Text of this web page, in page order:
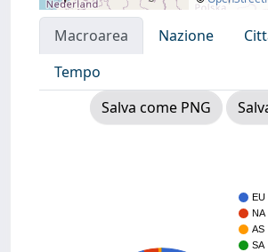
Macroarea Nazione
Tempo
Salva come PNG
EU
NA
AS
SA